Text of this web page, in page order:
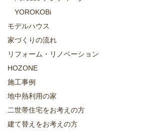
YOROKOBi
モデルハウス
家づくりの流れ
リフォーム・リノベーション
HOZONE
施工事例
地中熱利用の家
二世帯住宅をお考えの方
建て替えをお考えの方